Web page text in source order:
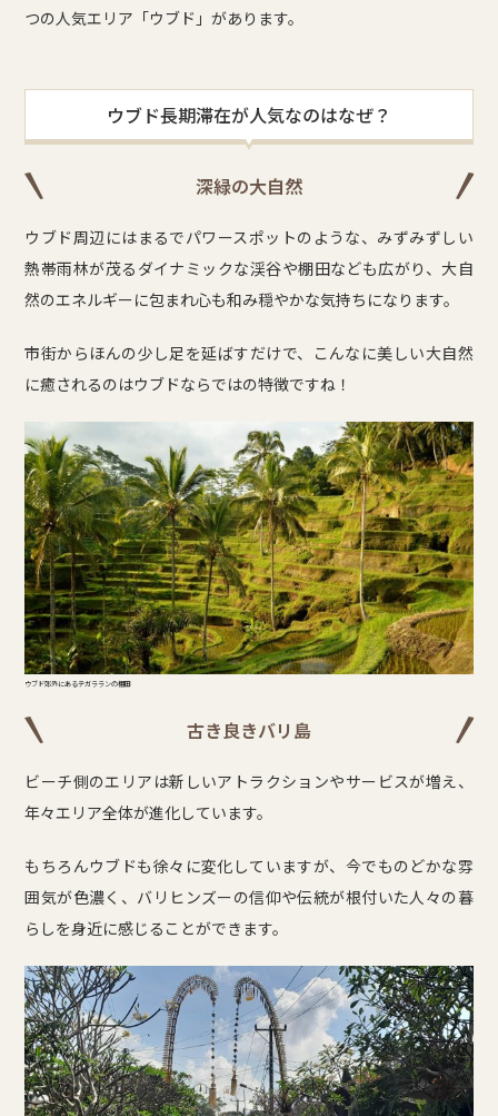
つの人気エリア「ウブド」があります。
ウブド長期滞在が人気なのはなぜ？
深緑の大自然
ウブド周辺にはまるでパワースポットのような、みずみずしい
熱帯雨林が茂るダイナミックな渓谷や棚田なども広がり、大自
然のエネルギーに包まれ心も和み穏やかな気持ちになります。
市街からほんの少し足を延ばすだけで、こんなに美しい大自然
に癒されるのはウブドならではの特徴ですね！
ウブド郊外にあるテガラランの棚田
古き良きバリ島
ビーチ側のエリアは新しいアトラクションやサービスが増え、
年々エリア全体が進化しています。
もちろんウブドも徐々に変化していますが、今でものどかな雰
囲気が色濃く、バリヒンズーの信仰や伝統が根付いた人々の暮
らしを身近に感じることができます。